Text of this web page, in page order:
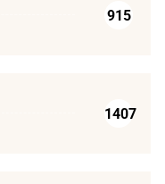
915
1407